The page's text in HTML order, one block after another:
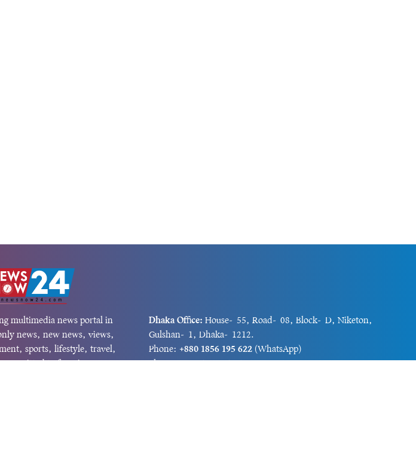
multimedia news portal in
news, new news, views,
sports, lifestyle, travel,
to focusing on
Dhaka Office: House-55, Road-08, Block-D, Niketon,
Gulshan-1, Dhaka-1212.
Phone: +880 1856 195 622 (WhatsApp)
Phone:+880 1869 913 486